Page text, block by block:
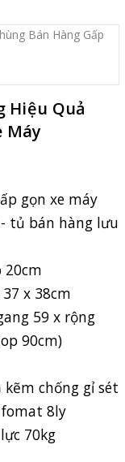
Hiệu Quả
Máy
gọn xe máy
tủ bán hàng lưu
20cm
x 38cm
59 x rộng
90cm)
chống gỉ sét
8ly
70kg